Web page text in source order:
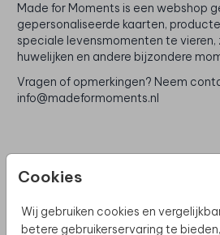
Cookies
Wij gebruiken cookies en
betere gebruikerservaring te
Made for Moments is een webshop
gepersonaliseerde kaarten,
speciale levensmomenten te
huwelijken en andere bijzondere
Vragen of opmerkingen? Neem
info@madeformoments.nl